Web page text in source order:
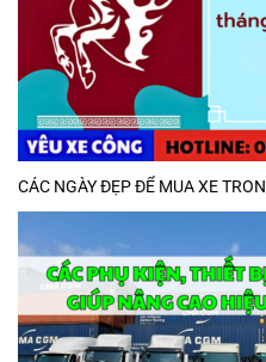
CÁC NGÀY ĐẸP ĐỂ MUA XE